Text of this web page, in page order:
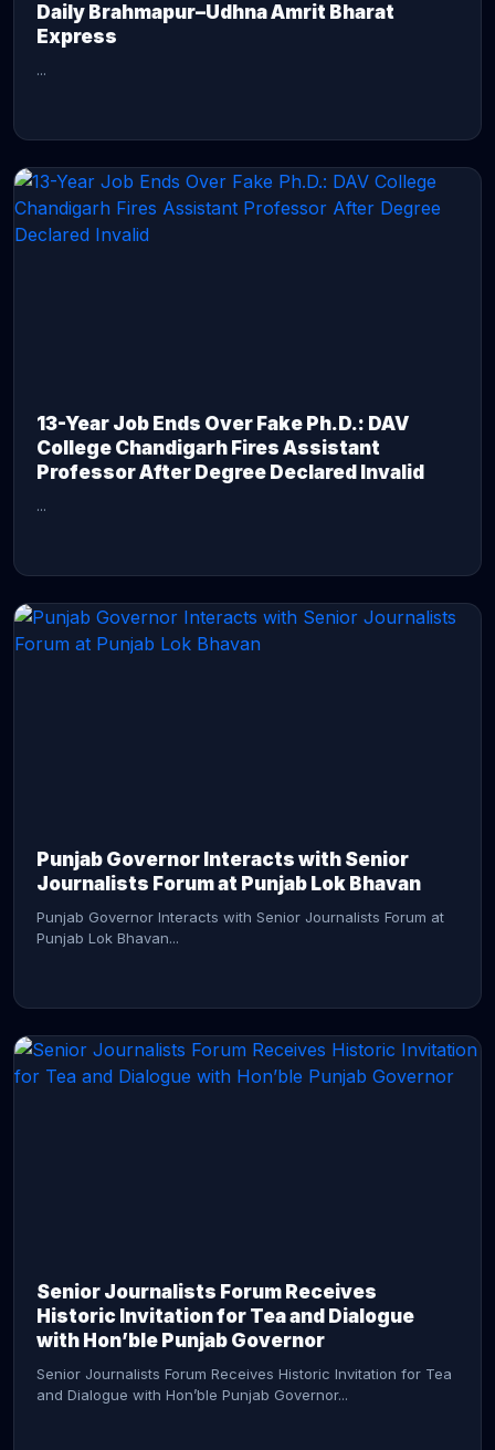
Daily Brahmapur–Udhna Amrit Bharat
Express
...
13-Year Job Ends Over Fake Ph.D.: DAV
College Chandigarh Fires Assistant
Professor After Degree Declared Invalid
...
Punjab Governor Interacts with Senior
Journalists Forum at Punjab Lok Bhavan
Punjab Governor Interacts with Senior Journalists Forum at
Punjab Lok Bhavan...
Senior Journalists Forum Receives
Historic Invitation for Tea and Dialogue
with Hon’ble Punjab Governor
Senior Journalists Forum Receives Historic Invitation for Tea
and Dialogue with Hon’ble Punjab Governor...